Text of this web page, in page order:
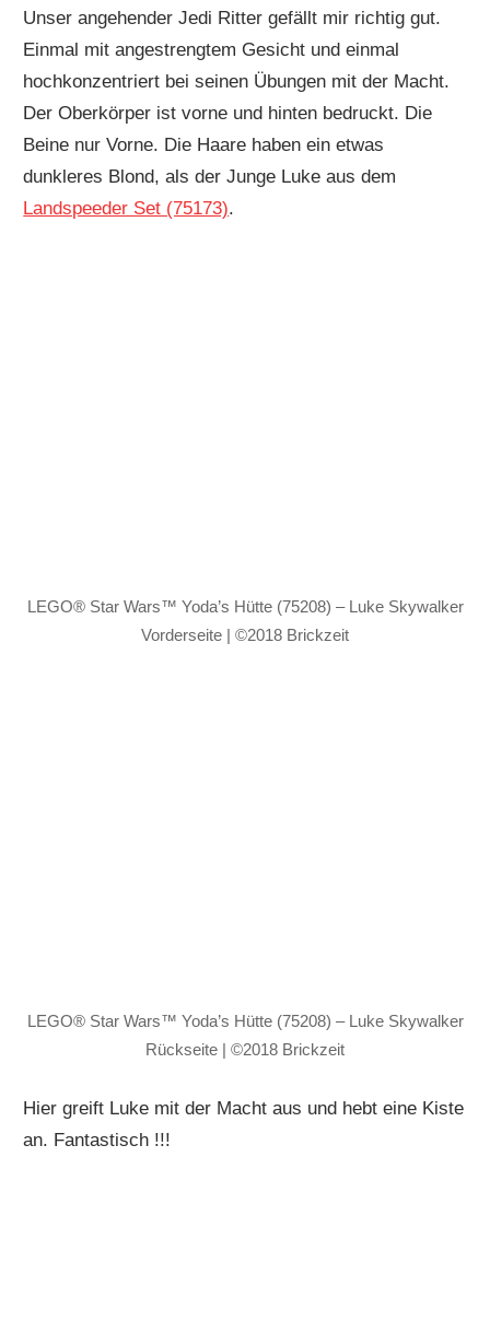
Unser angehender Jedi Ritter gefällt mir richtig gut.
Einmal mit angestrengtem Gesicht und einmal
hochkonzentriert bei seinen Übungen mit der Macht.
Der Oberkörper ist vorne und hinten bedruckt. Die
Beine nur Vorne. Die Haare haben ein etwas
dunkleres Blond, als der Junge Luke aus dem
Landspeeder Set (75173).
LEGO® Star Wars™ Yoda’s Hütte (75208) – Luke Skywalker
Vorderseite | ©2018 Brickzeit
LEGO® Star Wars™ Yoda’s Hütte (75208) – Luke Skywalker
Rückseite | ©2018 Brickzeit
Hier greift Luke mit der Macht aus und hebt eine Kiste
an. Fantastisch !!!